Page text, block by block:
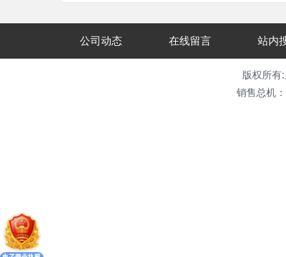
公司动态 在线留言 站内
版权所
销售总机